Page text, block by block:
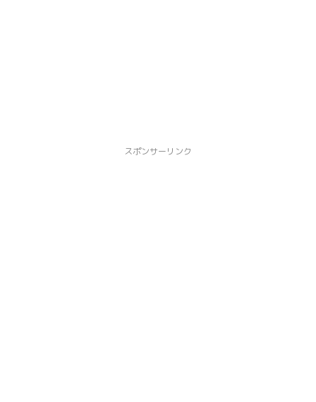
スポンサーリンク